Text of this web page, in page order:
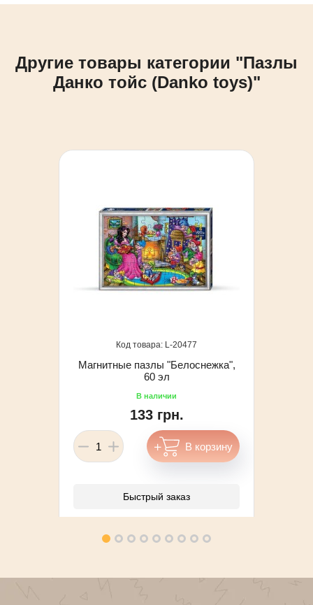
Другие товары категории "Пазлы
Данко тойс (Danko toys)"
20477
Магнитные пазлы "Белоснежка",
60 эл
133 грн.
Быстрый заказ